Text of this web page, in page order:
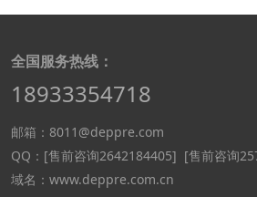
全国服务热线：
18933354718
邮箱：8011@deppre.com
QQ： [售前咨询2642184405] [售前咨询
域名：www.deppre.com.cn